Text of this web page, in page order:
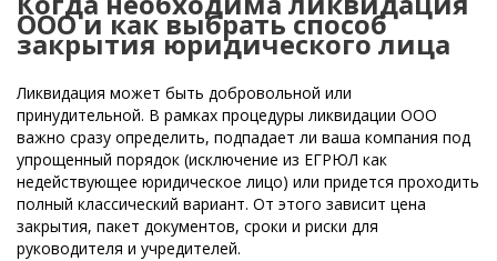
ООО и как выбрать способ
закрытия юридического лица
Ликвидация может быть добровольной или
принудительной. В рамках процедуры ликвидации ООО
важно сразу определить, подпадает ли ваша компания под
упрощенный порядок (исключение из ЕГРЮЛ как
недействующее юридическое лицо) или придется проходить
полный классический вариант. От этого зависит цена
закрытия, пакет документов, сроки и риски для
руководителя и учредителей.